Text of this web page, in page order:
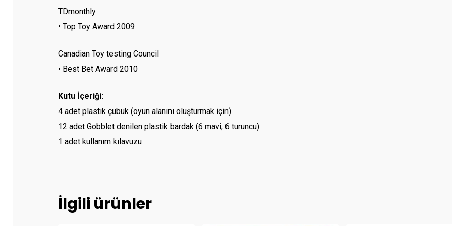
TDmonthly
• Top Toy Award 2009
Canadian Toy testing Council
• Best Bet Award 2010
Kutu İçeriği:
4 adet plastik çubuk (oyun alanını oluşturmak için)
12 adet Gobblet denilen plastik bardak (6 mavi, 6 turuncu)
1 adet kullanım kılavuzu
İlgili ürünler